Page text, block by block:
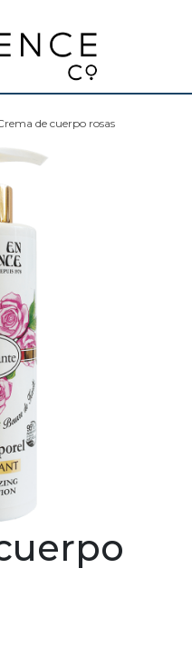
de cuerpo rosas